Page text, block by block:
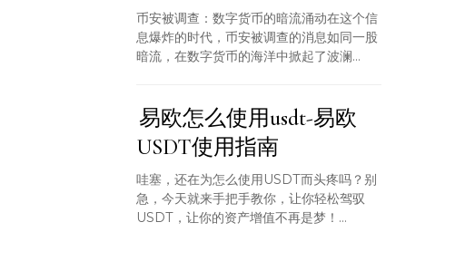
币安被调查：数字货币的暗流涌动在这个信
息爆炸的时代，币安被调查的消息如同一股
暗流，在数字货币的海洋中掀起了波澜...
易欧怎么使用usdt-易欧
USDT使用指南
哇塞，还在为怎么使用USDT而头疼吗？别
急，今天就来手把手教你，让你轻松驾驭
USDT，让你的资产增值不再是梦！...